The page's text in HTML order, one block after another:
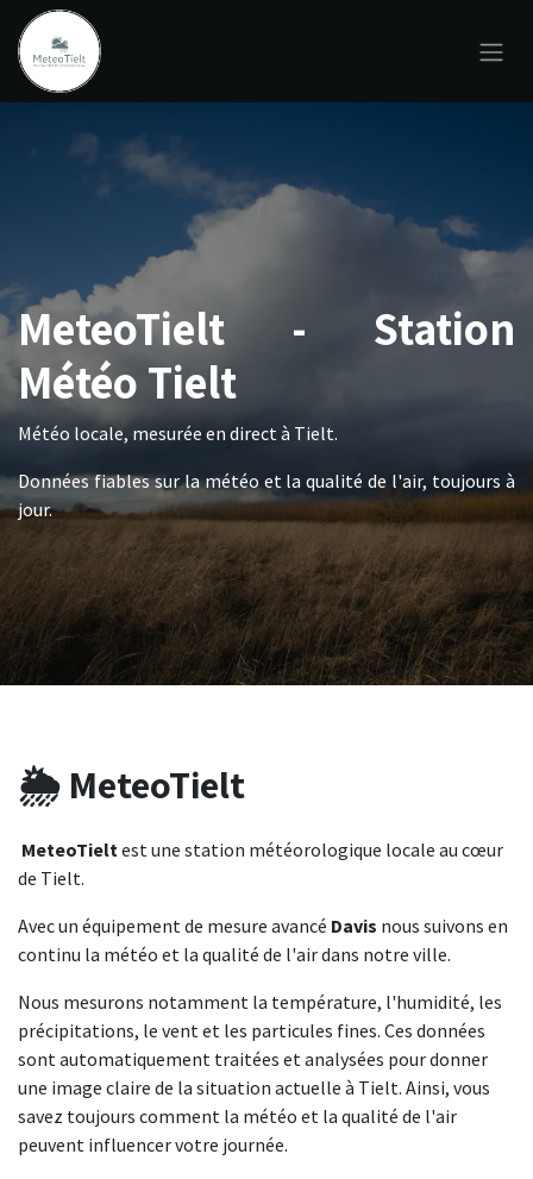
Se rendre au contenu
MeteoTielt - Station
Météo Tielt
Météo locale, mesurée en direct à Tielt.
Données fiables sur la météo et la qualité de l'air, toujours à
jour.
🌦️ MeteoTielt
MeteoTieltest une station météorologique locale au cœur
de Tielt.
Avec un équipement de mesure avancé Davis nous suivons en
continu la météo et la qualité de l'air dans notre ville.
Nous mesurons notamment la température, l'humidité, les
précipitations, le vent et les particules fines. Ces données
sont automatiquement traitées et analysées pour donner
une image claire de la situation actuelle à Tielt. Ainsi, vous
savez toujours comment la météo et la qualité de l'air
peuvent influencer votre journée.